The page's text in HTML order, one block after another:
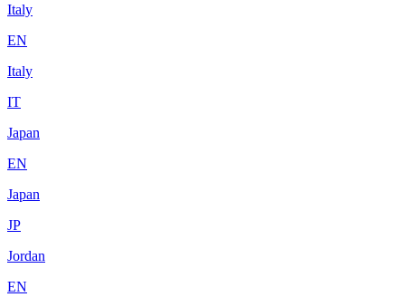
Italy
EN
Italy
IT
Japan
EN
Japan
JP
Jordan
EN